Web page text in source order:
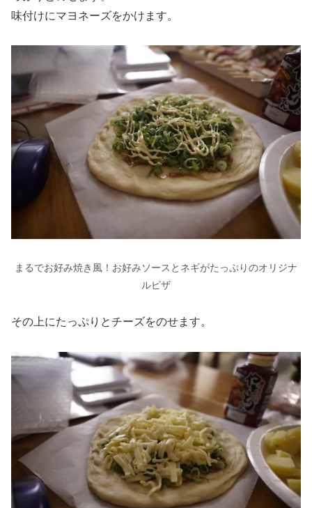
味付けにマヨネーズをかけます。
まるでお好み焼き風！お好みソースとネギがたっぷりのオリジナ
ルピザ
その上にたっぷりとチーズをのせます。